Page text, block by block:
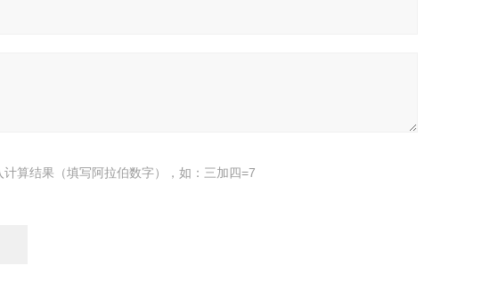
计算结果（填写阿拉伯数字），如：三加四=7